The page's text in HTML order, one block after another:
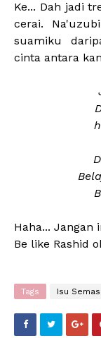
Ke... Dah jadi
cerai.
suamiku
cinta antara
Haha...
Be like Rashid
Tags Isu